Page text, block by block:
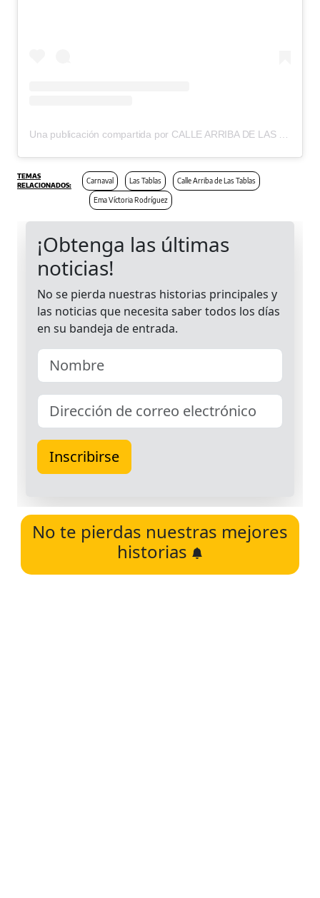
Carnaval Las Tablas Calle Arriba de Las Tablas
Ema Víctoria Rodríguez
No te pierdas nuestras mejores
historias